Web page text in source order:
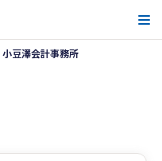
小豆澤会計事務所